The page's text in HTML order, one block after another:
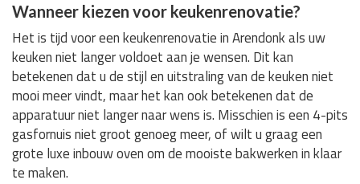
Wanneer kiezen voor keukenrenovatie?
Het is tijd voor een keukenrenovatie in Arendonk als uw
keuken niet langer voldoet aan je wensen. Dit kan
betekenen dat u de stijl en uitstraling van de keuken niet
mooi meer vindt, maar het kan ook betekenen dat de
apparatuur niet langer naar wens is. Misschien is een 4-pits
gasfornuis niet groot genoeg meer, of wilt u graag een
grote luxe inbouw oven om de mooiste bakwerken in klaar
te maken.